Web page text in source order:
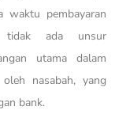
waktu pembayaran
tidak ada unsur
utama dalam
nasabah, yang
bank.